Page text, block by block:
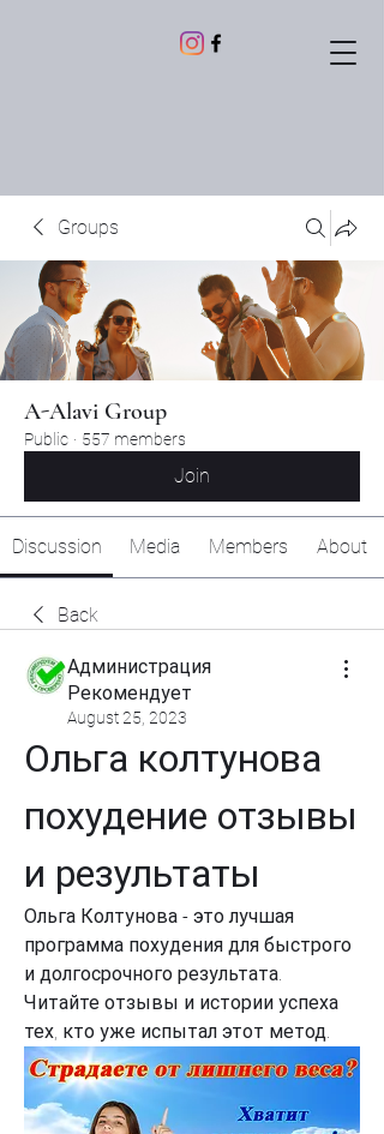
Groups
A-Alavi Group
Public · 557 members
Join
Discussion Media Members About
Back
Администрация
Рекомендует
August 25, 2023
Ольга колтунова
похудение отзывы
и результаты
Ольга Колтунова - это лучшая
программа похудения для быстрого
и долгосрочного результата.
Читайте отзывы и истории успеха
тех, кто уже испытал этот метод.